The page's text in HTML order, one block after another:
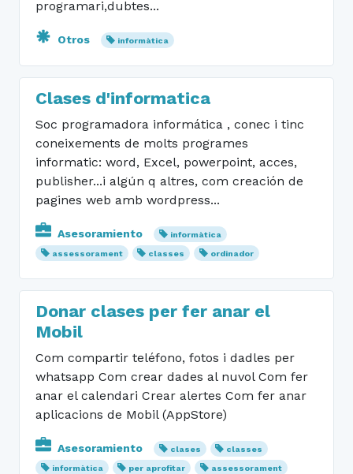
programari,dubtes...
Otros informàtica
Clases d'informatica
Soc programadora informática , conec i tinc
coneixements de molts programes
informatic: word, Excel, powerpoint, acces,
publisher...i algún q altres, com creación de
pagines web amb wordpress...
Asesoramiento
informàtica
assessorament
classes ordinador
Donar clases per fer anar el
Mobil
Com compartir teléfono, fotos i dadles per
whatsapp Com crear dades al nuvol Com fer
anar el calendari Crear alertes Com fer anar
aplicacions de Mobil (AppStore)
Asesoramiento clases
classes
informàtica
per aprofitar
assessorament